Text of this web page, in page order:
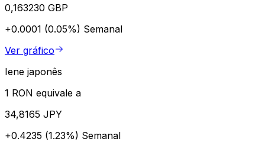
0,163230 GBP
+0.0001 (0.05%) Semanal
Ver gráfico
Iene japonês
1 RON equivale a
34,8165 JPY
+0.4235 (1.23%) Semanal